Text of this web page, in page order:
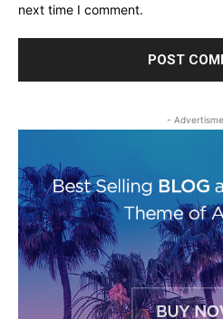
next time I comment.
-